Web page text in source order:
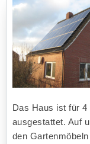
Das Haus ist für
ausgestattet. Auf
den